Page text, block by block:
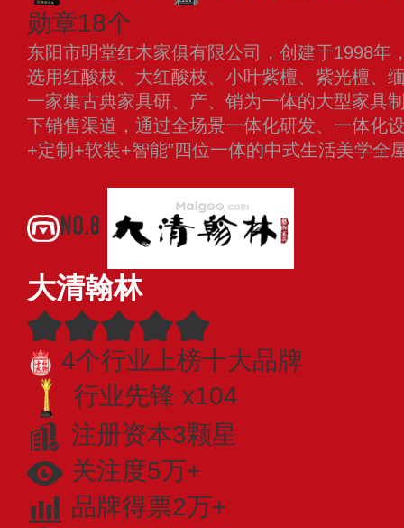
勋章18个
东阳市明堂红木家俱有限公司，创建于1998年
选用红酸枝、大红酸枝、小叶紫檀、紫光檀、
一家集古典家具研、产、销为一体的大型家具
下销售渠道，通过全场景一体化研发、一体化
+定制+软装+智能”四位一体的中式生活美学全
NO.8
大清翰林
4个行业上榜十大品牌
行业先锋 x104
注册资本3颗星
关注度5万+
品牌得票2万+